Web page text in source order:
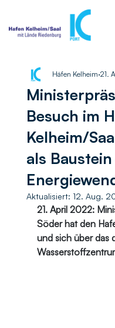
Besuch im
Kelheim/
als
Häfen Kelheim 21.
Aktualisiert: 12. Aug.
21. April 2022:
Söder hat den
und sich über das